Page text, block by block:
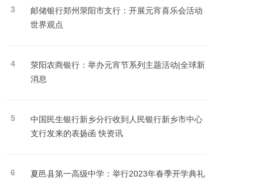
3
邮储银行郑州荥阳市支行：开展元宵喜乐会活动
世界观点
4
荥阳农商银行：举办元宵节系列主题活动|全球新
消息
5
中国民生银行新乡分行收到人民银行新乡市中心
支行发来的表扬函 快资讯
6 夏邑县第一高级中学：举行2023年春季开学典礼